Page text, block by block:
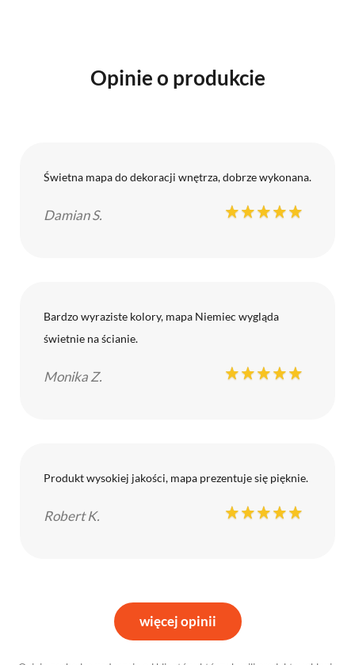
Opinie o produkcie
Świetna mapa do dekoracji wnętrza, dobrze wykonana.
Damian S.
Bardzo wyraziste kolory, mapa Niemiec wygląda
świetnie na ścianie.
Monika Z.
Produkt wysokiej jakości, mapa prezentuje się pięknie.
Robert K.
więcej opinii